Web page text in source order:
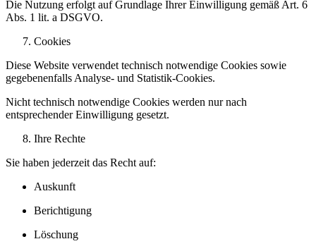
Die Nutzung erfolgt auf Grundlage Ihrer Einwilligung gemäß Art. 6
Abs. 1 lit. a DSGVO.
Cookies
Diese Website verwendet technisch notwendige Cookies sowie
gegebenenfalls Analyse- und Statistik-Cookies.
Nicht technisch notwendige Cookies werden nur nach
entsprechender Einwilligung gesetzt.
Ihre Rechte
Sie haben jederzeit das Recht auf:
Auskunft
Berichtigung
Löschung